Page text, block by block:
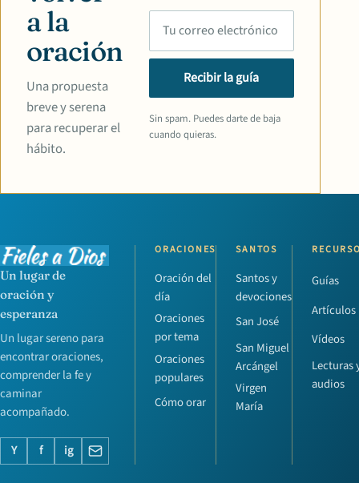
a la
oración
Una propuesta
breve y serena
para recuperar el
hábito.
Recibir la guía
Sin spam. Puedes darte de baja
cuando quieras.
Un lugar de
oración y
esperanza
Un lugar sereno para
encontrar oraciones,
comprender la fe y
caminar
acompañado.
Y f ig
ORACIONES
Oración del
día
Oraciones
por tema
Oraciones
populares
Cómo orar
SANTOS
Santos y
devociones
San José
San Miguel
Arcángel
Virgen
María
Guías
Artículos
Vídeos
Lecturas
audios